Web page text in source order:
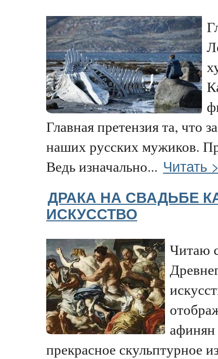
Главная претензия та, что
наших русских мужиков.
Ведь изначально... Читать
ДРАКА НА СВАДЬБЕ
ИСКУССТВО
Читаю
афинян
прекрасное скульптурное